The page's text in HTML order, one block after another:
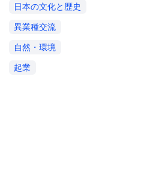
日本の文化と歴史
異業種交流
自然・環境
起業